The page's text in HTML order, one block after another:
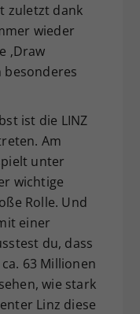
zuletzt dank
wieder
‚Draw
besonderes
ist die LINZ
Am
unter
wichtige
Rolle. Und
einer
du, dass
63 Millionen
wie stark
Linz diese